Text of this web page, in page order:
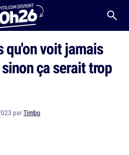
qu'on voit jamais
ça serait trop
parTimbo